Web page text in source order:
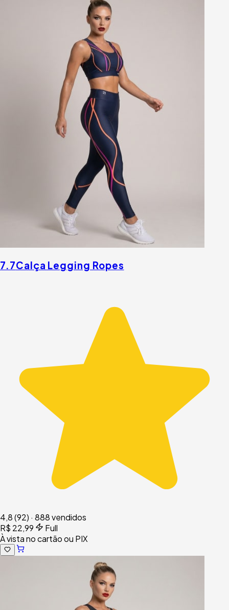
7.7Calça Legging Ropes
4,8(92) · 888 vendidos
R$ 22,99
Full
À vista no cartão ou PIX